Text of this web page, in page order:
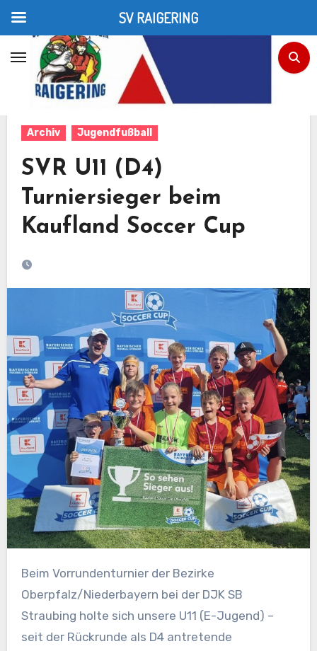
Inhalt
springen
Home
Jugendfußball
SVR U11 (D4) Turniersieger beim Kaufland Soccer Cup
Archiv Jugendfußball
SVR U11 (D4)
Turniersieger beim
Kaufland Soccer Cup
Beim Vorrundenturnier der Bezirke
Oberpfalz/Niederbayern bei der DJK SB
Straubing holte sich unsere U11 (E-Jugend) –
seit der Rückrunde als D4 antretende
SV RAIGERING